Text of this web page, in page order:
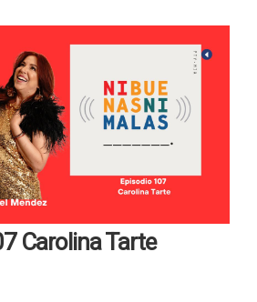
Carolina Tarte